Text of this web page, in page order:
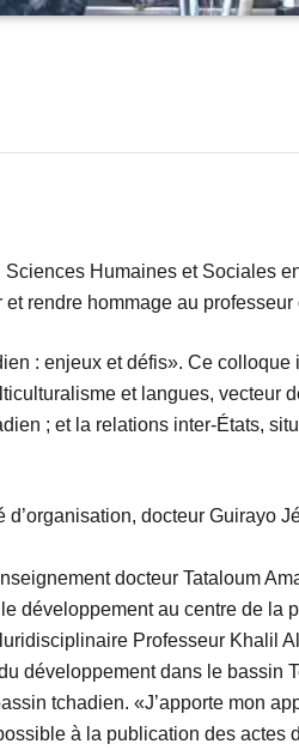
Humaines et Sociales
rendre hommage au
: enjeux et défis». Ce
et langues, vecteur
; et la relations inter-États,
docteur Guirayo
docteur Tataloum
développement au centre de la
Professeur Khalil
développement dans le bassin
tchadien. «J’apporte mon
à la publication des actes